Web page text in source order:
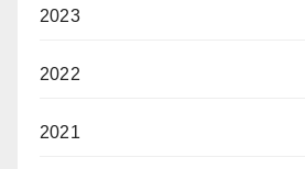
2023
2022
2021